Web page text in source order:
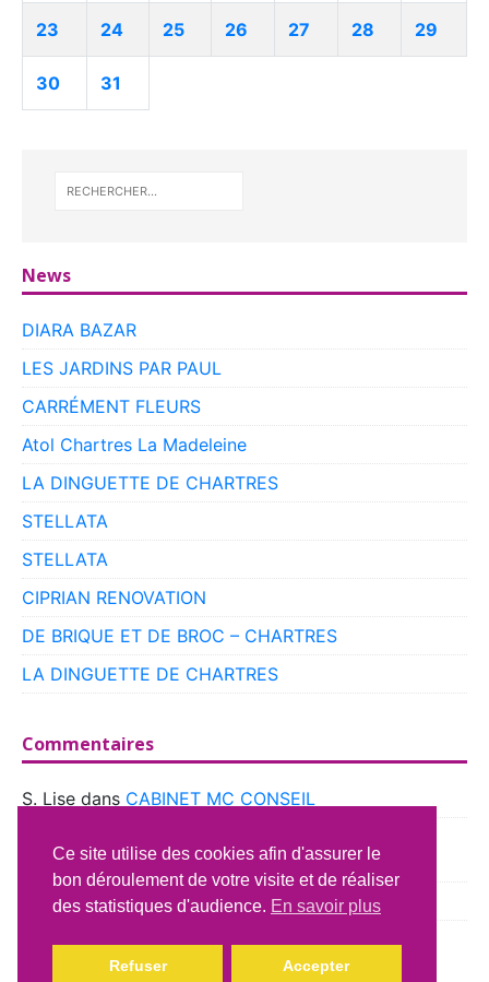
23 24 25 26 27 28 29
30 31
News
DIARA BAZAR
LES JARDINS PAR PAUL
CARRÉMENT FLEURS
Atol Chartres La Madeleine
LA DINGUETTE DE CHARTRES
STELLATA
STELLATA
CIPRIAN RENOVATION
DE BRIQUE ET DE BROC – CHARTRES
LA DINGUETTE DE CHARTRES
Commentaires
S. Lise dans CABINET MC CONSEIL
BEAUCE
Richard LaverydansATELIER DU CAMPING CAR
Ce site utilise des cookies afin d'assurer le
bon déroulement de votre visite et de réaliser
des statistiques d'audience. En savoir plus
Refuser Accepter